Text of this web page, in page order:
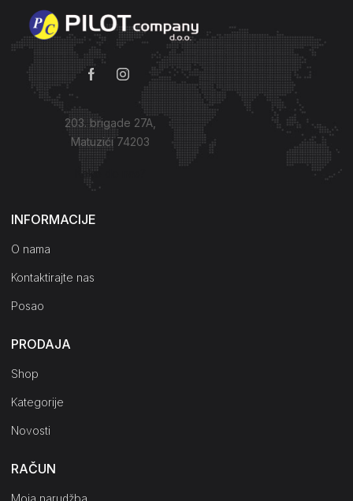
203. brigade 27A,
Matuzići 74203
Kako do nas?
INFORMACIJE
O nama
Kontaktirajte nas
Posao
PRODAJA
Shop
Kategorije
Novosti
RAČUN